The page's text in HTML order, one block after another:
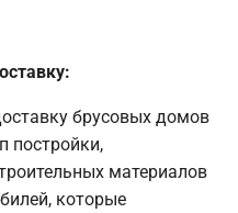
брусовых домов
постройки,
материалов
которые